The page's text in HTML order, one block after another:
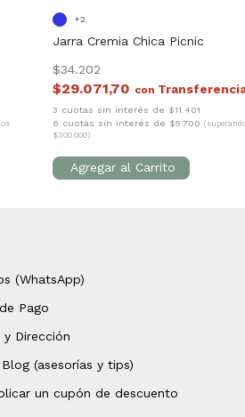
Jarra Cremia Chica Picnic
$34.202
$29.071,70 con
3 cuotas sin interés de $11.401
6 cuotas sin interés de $5.700
$300.000)
+2
(WhatsApp)
Pago
y Dirección
(asesorías y tips)
un cupón de descuento